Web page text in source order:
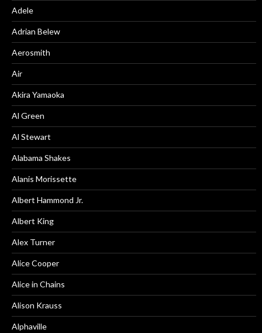
Adele
Adrian Belew
Aerosmith
Air
Akira Yamaoka
Al Green
Al Stewart
Alabama Shakes
Alanis Morissette
Albert Hammond Jr.
Albert King
Alex Turner
Alice Cooper
Alice in Chains
Alison Krauss
Alphaville